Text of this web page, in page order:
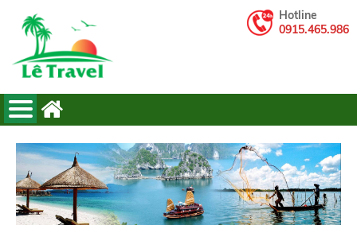
Hotline
0915.465.986